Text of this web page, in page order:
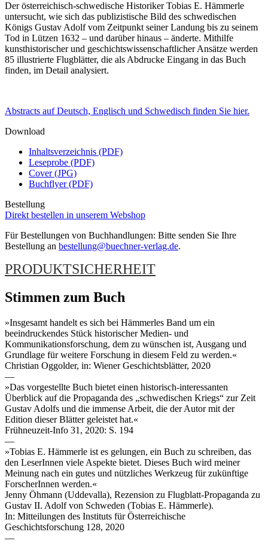
Der österreichisch-schwedische Historiker Tobias E. Hämmerle
untersucht, wie sich das publizistische Bild des schwedischen
Königs Gustav Adolf vom Zeitpunkt seiner Landung bis zu seinem
Tod in Lützen 1632 – und darüber hinaus – änderte. Mithilfe
kunsthistorischer und geschichtswissenschaftlicher Ansätze werden
85 illustrierte Flugblätter, die als Abdrucke Eingang in das Buch
finden, im Detail analysiert.
Abstracts auf Deutsch, Englisch und Schwedisch finden Sie hier.
Download
Inhaltsverzeichnis (PDF)
Leseprobe (PDF)
Cover (JPG)
Buchflyer (PDF)
Bestellung
Direkt bestellen in unserem Webshop
Für Bestellungen von Buchhandlungen: Bitte senden Sie Ihre
Bestellung an bestellung@buechner-verlag.de.
PRODUKTSICHERHEIT
Stimmen zum Buch
»Insgesamt handelt es sich bei Hämmerles Band um ein
beeindruckendes Stück historischer Medien- und
Kommunikationsforschung, dem zu wünschen ist, Ausgang und
Grundlage für weitere Forschung in diesem Feld zu werden.«
Christian Oggolder, in: Wiener Geschichtsblätter, 2020
—
»Das vorgestellte Buch bietet einen historisch-interessanten
Überblick auf die Propaganda des „schwedischen Kriegs“ zur Zeit
Gustav Adolfs und die immense Arbeit, die der Autor mit der
Edition dieser Blätter geleistet hat.«
Frühneuzeit-Info 31, 2020: S. 194
—
»Tobias E. Hämmerle ist es gelungen, ein Buch zu schreiben, das
den LeserInnen viele Aspekte bietet. Dieses Buch wird meiner
Meinung nach ein gutes und nützliches Werkzeug für zukünftige
ForscherInnen werden.«
Jenny Öhmann (Uddevalla), Rezension zu Flugblatt-Propaganda zu
Gustav II. Adolf von Schweden (Tobias E. Hämmerle).
In: Mitteilungen des Instituts für Österreichische
Geschichtsforschung 128, 2020
—